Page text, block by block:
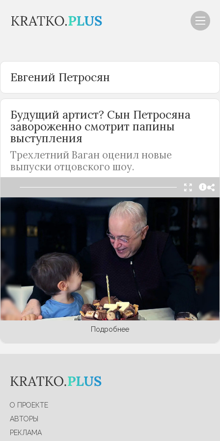
Евгений Петросян
Будущий артист? Сын Петросяна
завороженно смотрит папины
выступления
Трехлетний Ваган оценил новые
выпуски отцовского шоу.
Ваган Петросян проявляет явный интерес к тому,
что делает на экране его знаменитый отец.
Евгений Петросян опубликовал видео, где
вместе с маленьким наследником смотрит
новые выпуски своей телепрограммы «Петросян
шоу». Отец обнял малыша, а тот с огромным
интересом наблюдает за тем, как выступает его
папа. Жена Петросяна Татьяна Брухунова в
соцсетях дала пояснения, что это и другие
трогательные сюжеты сняла недавно в Сочи.
Подробнее
О ПРОЕКТЕ
АВТОРЫ
РЕКЛАМА